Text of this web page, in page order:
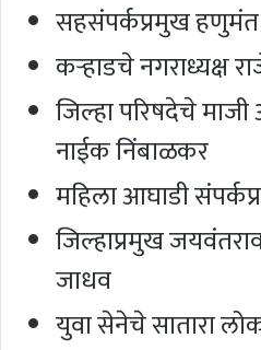
सहसंपर्कप्रमुख
कऱ्हाडचे नगराध्यक्ष
जिल्हा परिषदेचे
नाईक निंबाळकर
महिला आघाडी
जिल्हाप्रमुख
जाधव
युवा सेनेचे सातारा